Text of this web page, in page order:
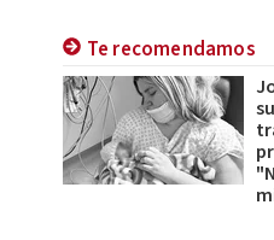
Te recomendamos